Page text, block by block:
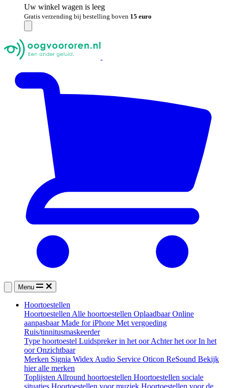
Uw winkel wagen is leeg
Gratis verzending bij bestelling boven 15 euro
Menu
Hoortoestellen
Hoortoestellen Alle hoortoestellen OplaadbaarOnline
aanpasbaarMade for iPhone Met vergoeding
Ruis/tinnitusmaskeerder
Type hoortoestel Luidspreker in het oorAchter het oorIn het
oorOnzichtbaar
Merken Signia Widex Audio Service Oticon ReSound Bekijk
hier alle merken
Toplijsten Allround hoortoestellen Hoortoestellen sociale
situaties Hoortoestellen voor muziek Hoortoestellen voor de